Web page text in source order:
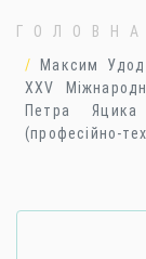
ГОЛОВНА
Максим Удод
XХV
Петра Яцика
(професійно-